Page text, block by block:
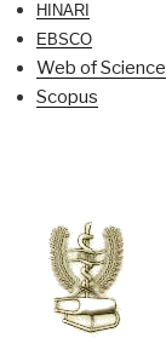
HINARI
EBSCO
Web of Science
Scopus